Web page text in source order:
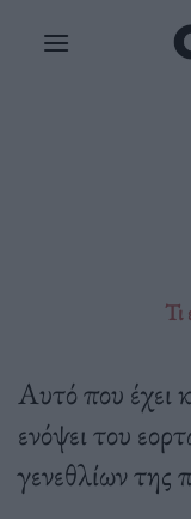
Τι
Αυτό που έχει
ενόψει του
γενεθλίων της